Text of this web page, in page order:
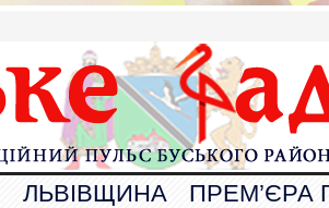
ЛЬВІВЩИНА
ПРЕМ’ЄРА